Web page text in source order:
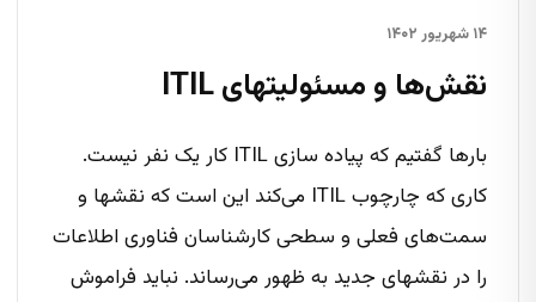
۱۴ شهریور ۱۴۰۲
نقش‌ها و مسئولیتهای ITIL
بارها گفتیم که پیاده سازی ITIL کار یک نفر نیست.
کاری که چارچوب ITIL می‌کند این است که نقشها و
سمت‌های فعلی و سطحی کارشناسان فناوری اطلاعات
را در نقشهای جدید به ظهور می‌رساند. نباید فراموش